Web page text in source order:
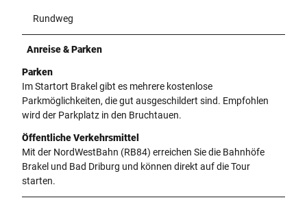
Rundweg
Anreise & Parken
Parken
Im Startort Brakel gibt es mehrere kostenlose
Parkmöglichkeiten, die gut ausgeschildert sind. Empfohlen
wird der Parkplatz in den Bruchtauen.
Öffentliche Verkehrsmittel
Mit der NordWestBahn (RB84) erreichen Sie die Bahnhöfe
Brakel und Bad Driburg und können direkt auf die Tour
starten.